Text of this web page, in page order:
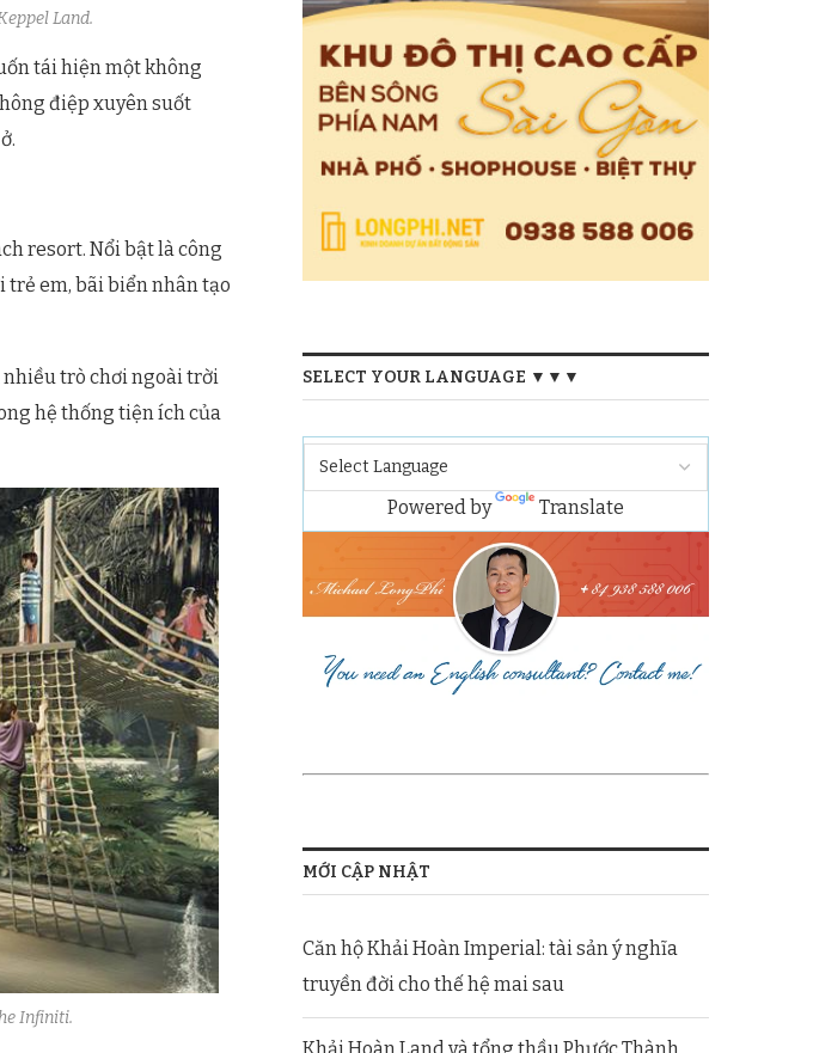
Land.
tái hiện một không
điệp xuyên suốt
resort. Nổi bật là công
trẻ em, bãi biển nhân tạo
nhiều trò chơi ngoài trời
hệ thống tiện ích của
Infiniti.
SELECT YOUR LANGUAGE ▼▼▼
Powered by Translate
MỚI CẬP NHẬT
Căn hộ Khải Hoàn Imperial: tài sản ý nghĩa
truyền đời cho thế hệ mai sau
Khải Hoàn Land và tổng thầu Phước Thành